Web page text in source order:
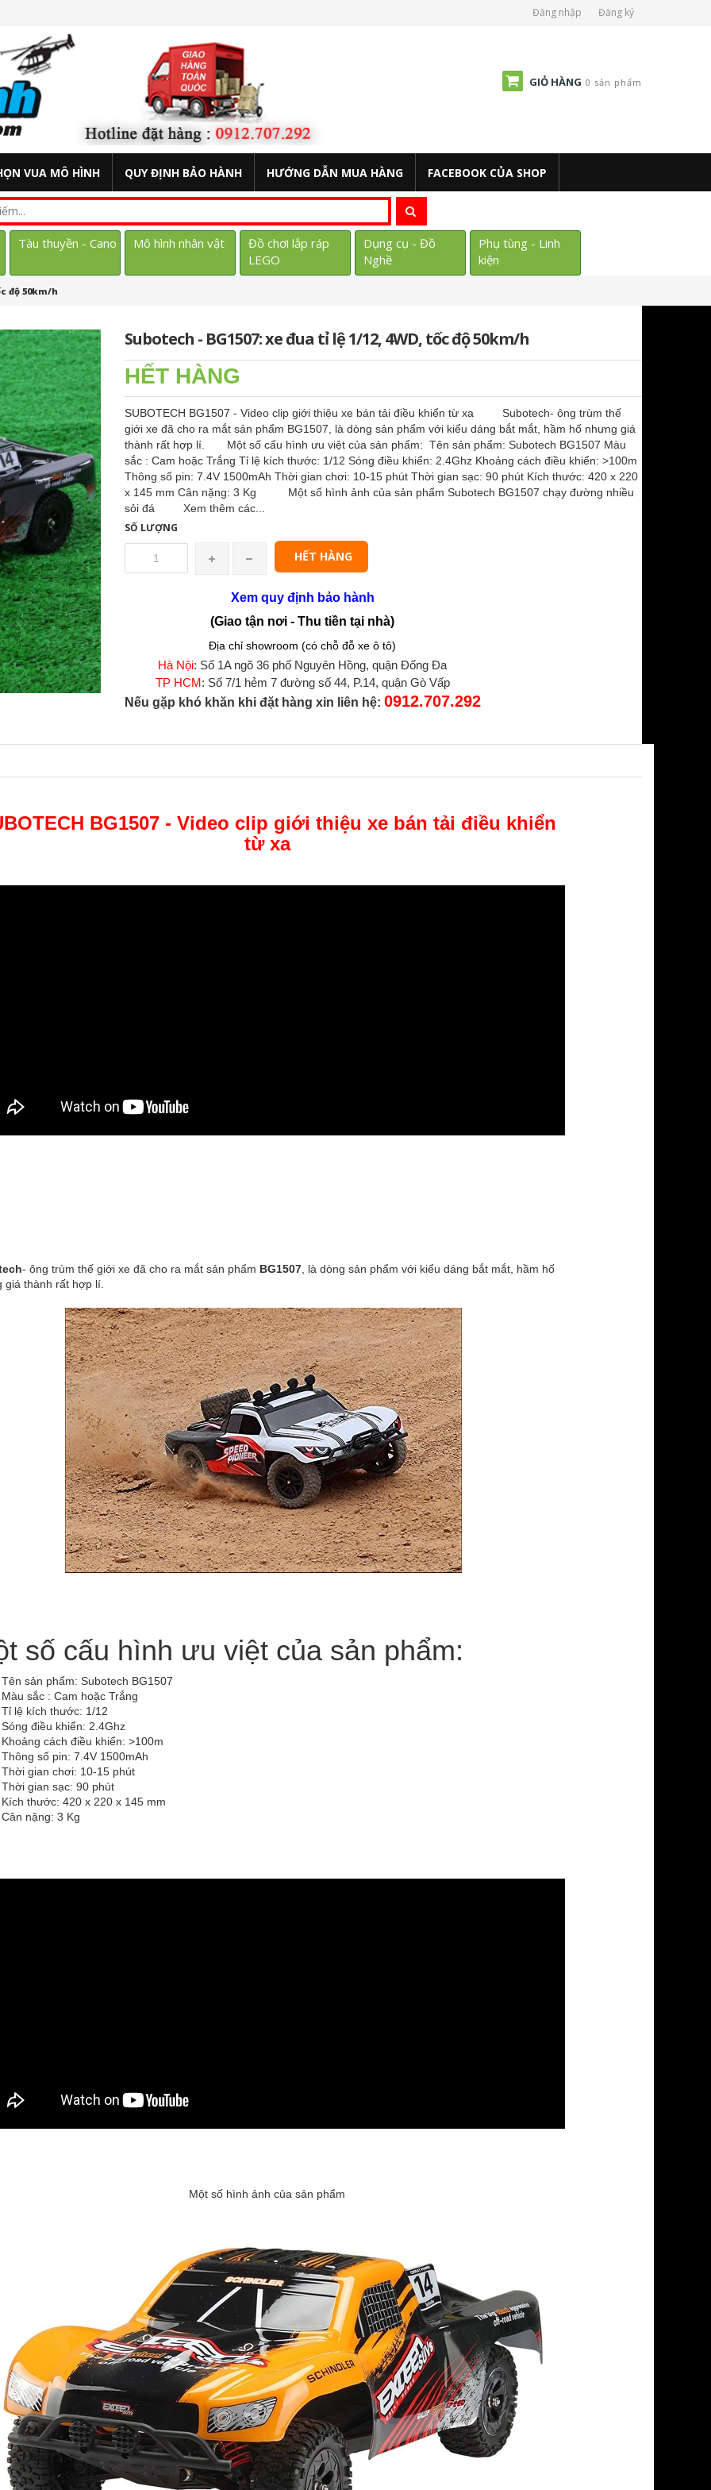
Đăng nhập Đăng ký
GIỎ HÀNG 0 sản phẩm
VUA MÔ HÌNH QUY ĐỊNH BẢO HÀNH HƯỚNG DẪN MUA HÀNG FACEBOOK CỦA SHOP
Tàu thuyền - Cano Mô hình nhân vật
Đồ chơi lắp ráp
LEGO
Dụng cụ - Đồ
Nghề
Phụ tùng - Linh
kiện
độ 50km/h
Subotech - BG1507: xe đua tỉ lệ 1/12, 4WD, tốc độ 50km/h
HẾT HÀNG
SUBOTECH BG1507 - Video clip giới thiệu xe bán tải điều khiển từ xa Subotech- ông trùm thế
giới xe đã cho ra mắt sản phẩm BG1507, là dòng sản phẩm với kiểu dáng bắt mắt, hầm hố nhưng giá
thành rất hợp lí. Một số cấu hình ưu việt của sản phẩm: Tên sản phẩm: Subotech BG1507 Màu
sắc : Cam hoặc Trắng Tỉ lệ kích thước: 1/12 Sóng điều khiển: 2.4Ghz Khoảng cách điều khiển: >100m
Thông số pin: 7.4V 1500mAh Thời gian chơi: 10-15 phút Thời gian sạc: 90 phút Kích thước: 420 x 220
x 145 mm Cân nặng: 3 Kg Một số hình ảnh của sản phẩm Subotech BG1507 chạy đường nhiều
sỏi đá Xem thêm các...
SỐ LƯỢNG
HẾT HÀNG
Xem quy định bảo hành
(Giao tận nơi - Thu tiền tại nhà)
Địa chỉ showroom (có chỗ đỗ xe ô tô)
Hà Nội: Số 1A ngõ 36 phố Nguyên Hồng, quận Đống Đa
TP HCM: Số 7/1 hẻm 7 đường số 44, P.14, quận Gò Vấp
Nếu gặp khó khăn khi đặt hàng xin liên hệ: 0912.707.292
BG1507 - Video clip giới thiệu xe bán tải điều khiển
từ xa
- ông trùm thế giới xe đã cho ra mắt sản phẩm BG1507, là dòng sản phẩm với kiểu dáng bắt mắt, hầm hố
giá thành rất hợp lí.
số cấu hình ưu việt của sản phẩm:
Tên sản phẩm: Subotech BG1507
Màu sắc : Cam hoặc Trắng
Tỉ lệ kích thước: 1/12
Sóng điều khiển: 2.4Ghz
Khoảng cách điều khiển: >100m
Thông số pin: 7.4V 1500mAh
Thời gian chơi: 10-15 phút
Thời gian sạc: 90 phút
Kích thước: 420 x 220 x 145 mm
Cân nặng: 3 Kg
Một số hình ảnh của sản phẩm